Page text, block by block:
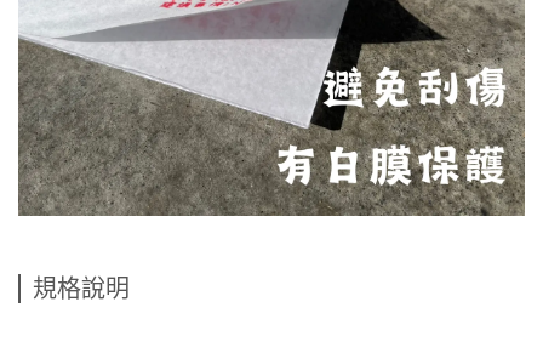
規格說明